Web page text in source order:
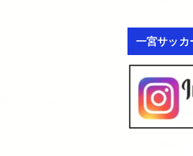
一宮サッカ